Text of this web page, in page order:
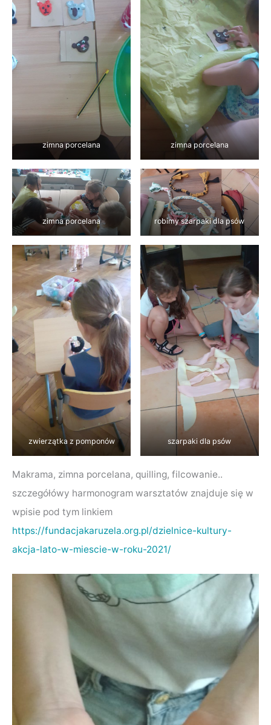
zimna porcelana zimna porcelana
zimna porcelana robimy szarpaki dla psów
zwierzątka z pomponów szarpaki dla psów
Makrama, zimna porcelana, quilling, filcowanie..
szczegółówy harmonogram warsztatów znajduje się w
wpisie pod tym linkiem
https://fundacjakaruzela.org.pl/dzielnice-kultury-
akcja-lato-w-miescie-w-roku-2021/